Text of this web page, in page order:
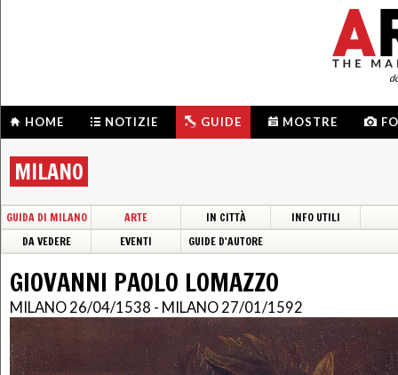
HOME NOTIZIE GUIDE MOSTRE
MILANO
GUIDA DI MILANO ARTE IN CITTÀ
INFO UTILI
DA VEDERE
EVENTI GUIDE D'AUTORE
GIOVANNI PAOLO LOMAZZO
MILANO 26/04/1538 - MILANO 27/01/1592